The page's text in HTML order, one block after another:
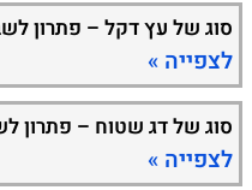
סוג של עץ דקל – פתרון
לצפייה »
סוג של דג שטוח – פתרון
לצפייה »